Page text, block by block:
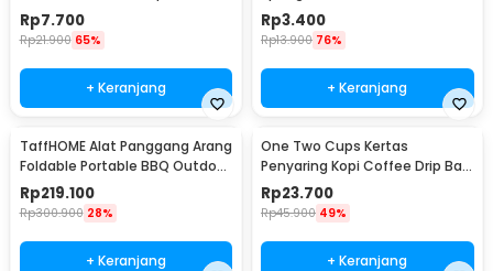
Besi - 2137
Rp7.700
Rp21.900 65%
+ Keranjang
CW62
Rp3.400
Rp13.900 76%
+ Keranjang
TaffHOME Alat Panggang Arang
Foldable Portable BBQ Outdoor
Grill Stove - HWSK77
Rp219.100
Rp300.900 28%
+ Keranjang
One Two Cups Kertas
Penyaring Kopi Coffee Drip Bag
Paper Filter 50PCS - T111
Rp23.700
Rp45.900 49%
+ Keranjang